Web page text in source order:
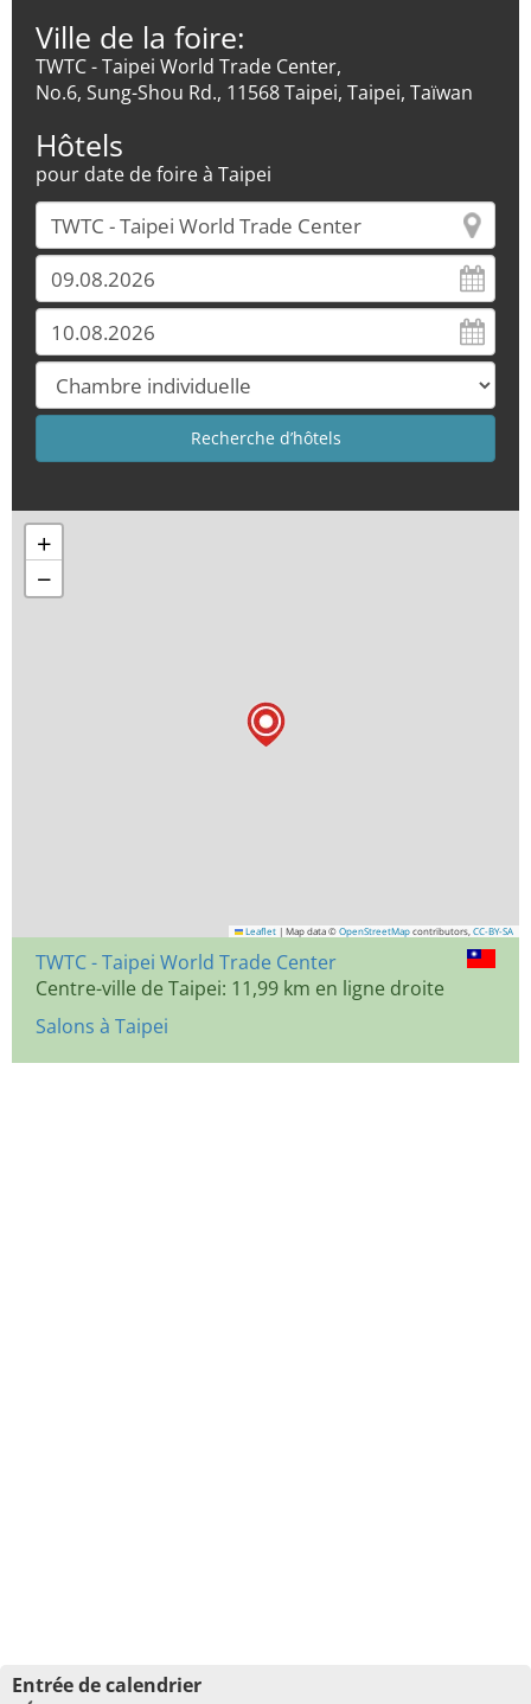
Ville de la foire:
TWTC - Taipei World Trade Center,
No.6, Sung-Shou Rd., 11568 Taipei, Taipei, Taïwan
Hôtels
pour date de foire à Taipei
+
−
Leaflet | Map data © OpenStreetMap contributors, CC-BY-SA
TWTC - Taipei World Trade Center
Centre-ville de Taipei: 11,99 km en ligne droite
Salons à Taipei
Entrée de calendrier